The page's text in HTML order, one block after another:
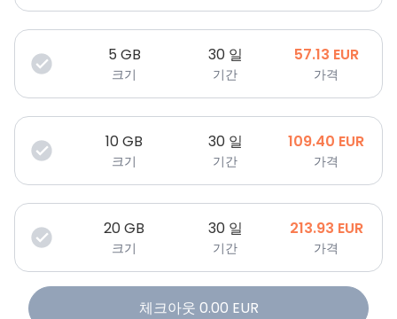
5 GB
크기
30 일
기간
57.13 EUR
가격
10GB
크기
30 일
기간
109.40 EUR
가격
20GB
크기
30 일
기간
213.93 EUR
가격
체크아웃 0.00 EUR